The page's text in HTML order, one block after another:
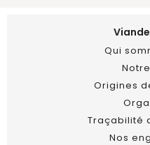
Qui
Origines
Traçabilité
Nos